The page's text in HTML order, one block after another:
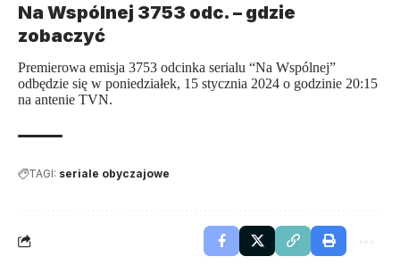
Na Wspólnej 3753 odc. – gdzie
zobaczyć
Premierowa emisja 3753 odcinka serialu “Na Wspólnej”
odbędzie się w poniedziałek, 15 stycznia 2024 o godzinie 20:15
na antenie TVN.
TAGI: seriale obyczajowe